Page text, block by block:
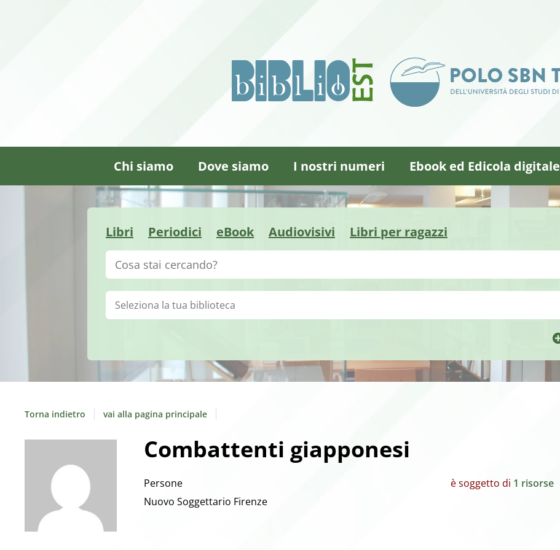
Chi siamo Dove siamo I nostri numeri Ebook ed Edicola digitale
Libri Periodici eBook Audiovisivi Libri per ragazzi
Cerca su "Catalogo"
Biblioteca:
Torna indietro vai alla pagina principale
Combattenti giapponesi
Persone
Nuovo Soggettario Firenze
è soggetto di 1 risorse